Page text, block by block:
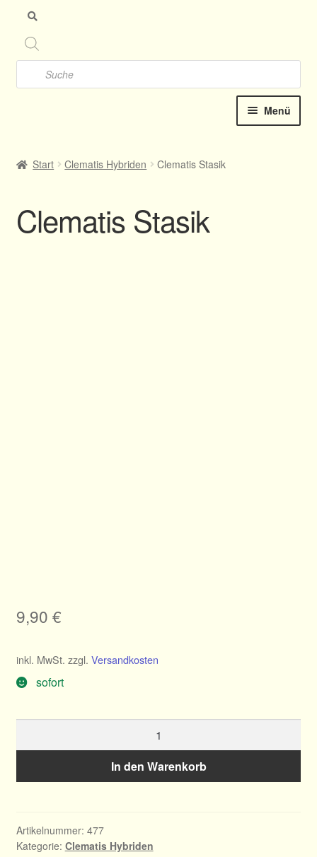
Products
search
Menü
Neu Katalog online 2025
Start Clematis Hybriden Clematis Stasik
Clematis Stasik
9,90 €
inkl. MwSt. zzgl. Versandkosten
sofort
In den Warenkorb
Artikelnummer: 477
Kategorie: Clematis Hybriden